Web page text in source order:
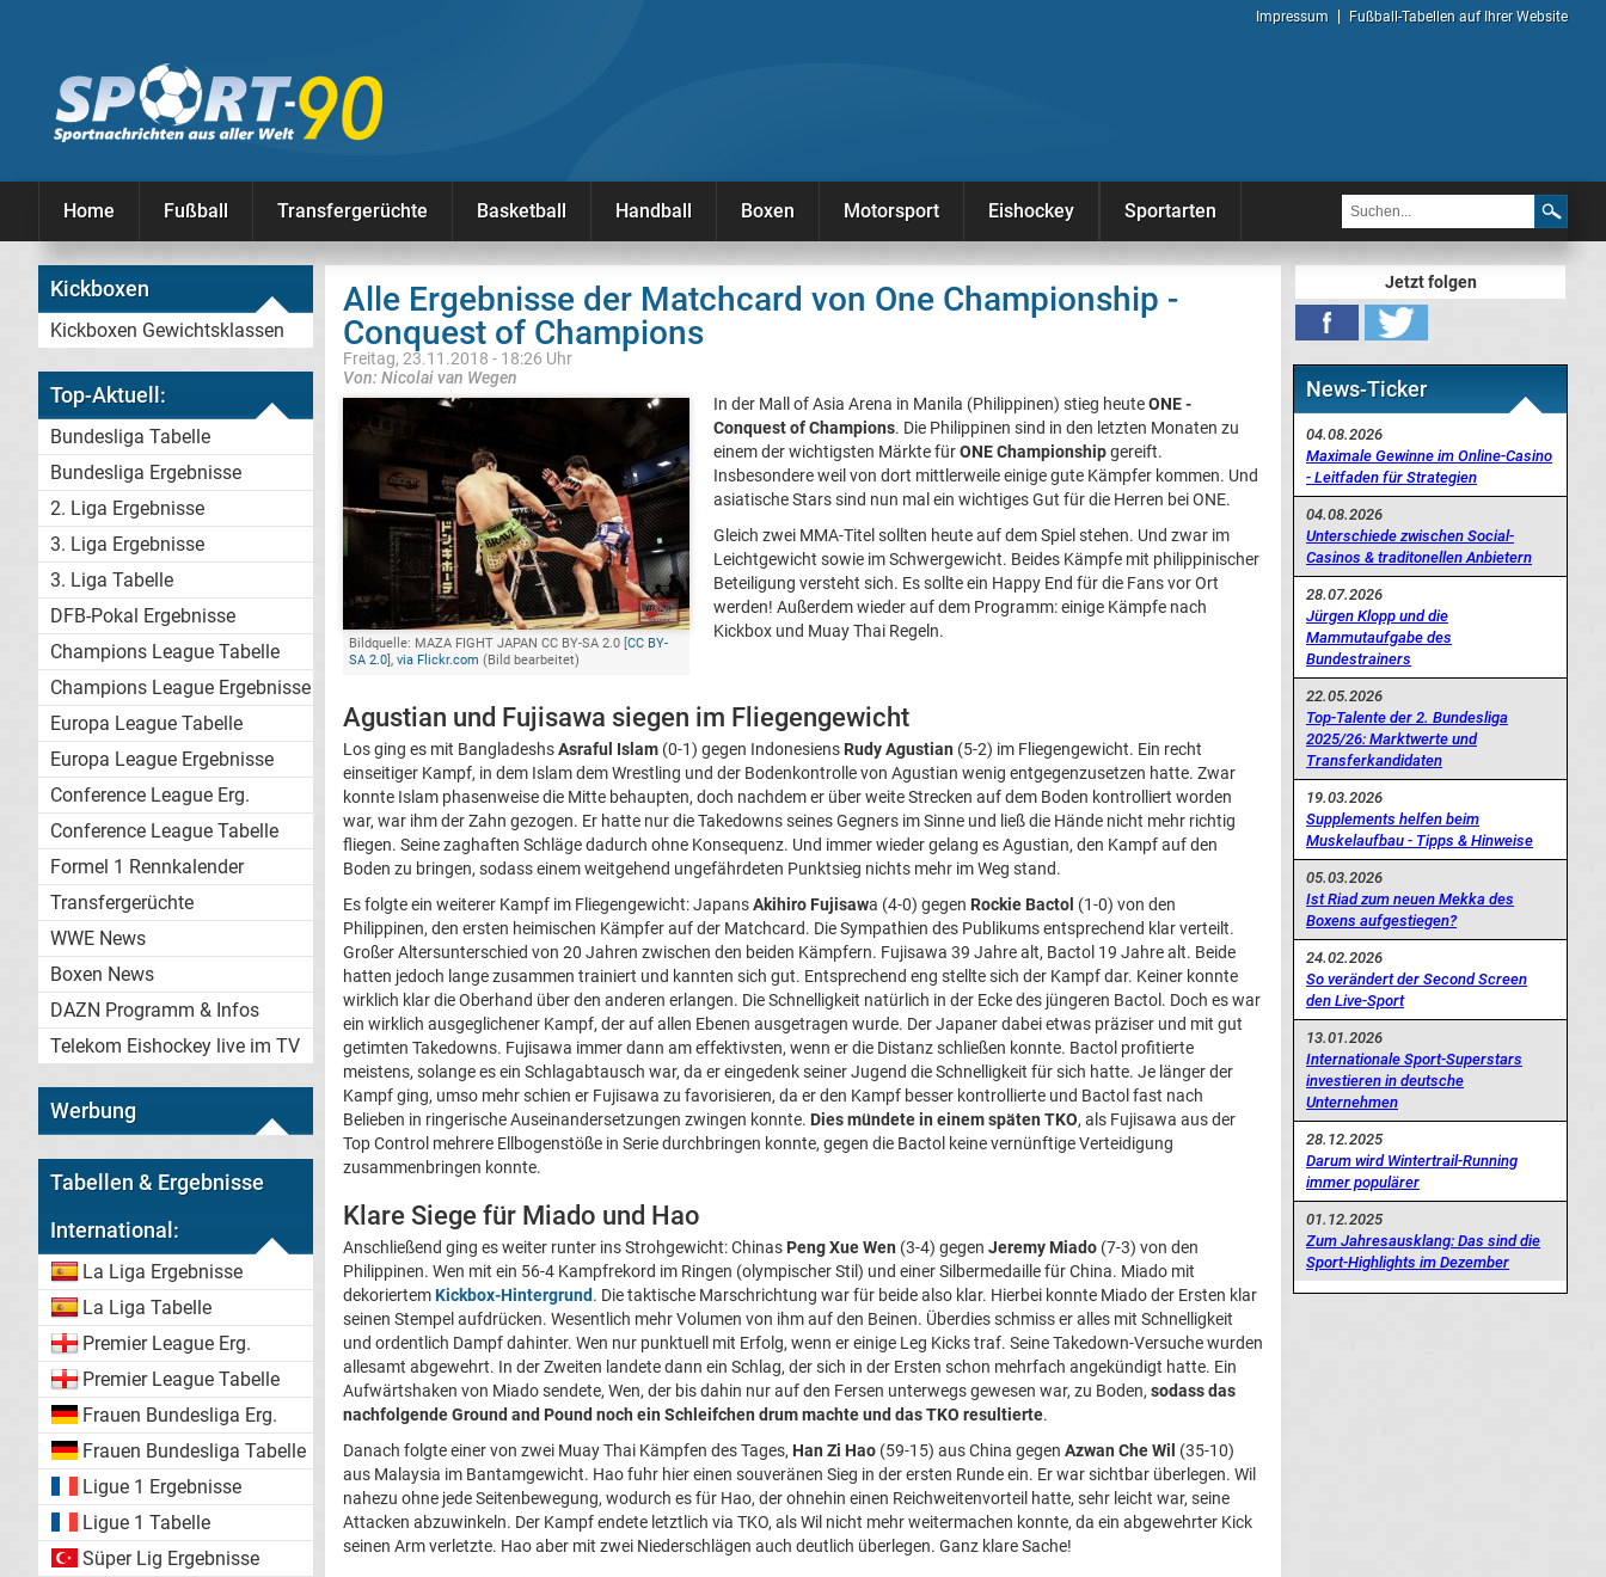
Impressum Fußball-Tabellen auf Ihrer Website
Home Fußball Transfergerüchte Basketball Handball Boxen Motorsport Eishockey Sportarten
Kickboxen
Kickboxen Gewichtsklassen
Top-Aktuell:
Bundesliga Tabelle
Bundesliga Ergebnisse
2. Liga Ergebnisse
3. Liga Ergebnisse
3. Liga Tabelle
DFB-Pokal Ergebnisse
Champions League Tabelle
Champions League Ergebnisse
Europa League Tabelle
Europa League Ergebnisse
Conference League Erg.
Conference League Tabelle
Formel 1 Rennkalender
Transfergerüchte
WWE News
Boxen News
DAZN Programm & Infos
Telekom Eishockey live im TV
Werbung
Tabellen & Ergebnisse
International:
La Liga Ergebnisse
La Liga Tabelle
Premier League Erg.
Premier League Tabelle
Frauen Bundesliga Erg.
Frauen Bundesliga Tabelle
Ligue 1 Ergebnisse
Ligue 1 Tabelle
Süper Lig Ergebnisse
Alle Ergebnisse der Matchcard von One Championship -
Conquest of Champions
Freitag, 23.11.2018 - 18:26 Uhr
Von: Nicolai van Wegen
Bildquelle: MAZA FIGHT JAPAN CC BY-SA 2.0 [CC BY-
SA 2.0], via Flickr.com (Bild bearbeitet)
In der Mall of Asia Arena in Manila (Philippinen) stieg heuteONE -
Conquest of Champions. Die Philippinen sind in den letzten Monaten zu
einem der wichtigsten Märkte fürONE Championshipgereift.
Insbesondere weil von dort mittlerweile einige gute Kämpfer kommen. Und
asiatische Stars sind nun mal ein wichtiges Gut für die Herren bei ONE.
Gleich zwei MMA-Titel sollten heute auf dem Spiel stehen. Und zwar im
Leichtgewicht sowie im Schwergewicht. Beides Kämpfe mit philippinischer
Beteiligung versteht sich. Es sollte ein Happy End für die Fans vor Ort
werden! Außerdem wieder auf dem Programm: einige Kämpfe nach
Kickbox und Muay Thai Regeln.
Agustian und Fujisawa siegen im Fliegengewicht
Los ging es mit BangladeshsAsraful Islam (0-1) gegen Indonesiens Rudy Agustian (5-2) im Fliegengewicht. Ein recht
einseitiger Kampf, in dem Islam dem Wrestling und der Bodenkontrolle von Agustian wenig entgegenzusetzen hatte. Zwar
konnte Islam phasenweise die Mitte behaupten, doch nachdem er über weite Strecken auf dem Boden kontrolliert worden
war, war ihm der Zahn gezogen. Er hatte nur die Takedowns seines Gegners im Sinne und ließ die Hände nicht mehr richtig
fliegen. Seine zaghaften Schläge dadurch ohne Konsequenz. Und immer wieder gelang es Agustian, den Kampf auf den
Boden zu bringen, sodass einem weitgehend ungefährdeten Punktsieg nichts mehr im Weg stand.
Es folgte ein weiterer Kampf im Fliegengewicht: JapansAkihiro Fujisawa (4-0) gegen Rockie Bactol (1-0) von den
Philippinen, den ersten heimischen Kämpfer auf der Matchcard. Die Sympathien des Publikums entsprechend klar verteilt.
Großer Altersunterschied von 20 Jahren zwischen den beiden Kämpfern. Fujisawa 39 Jahre alt, Bactol 19 Jahre alt. Beide
hatten jedoch lange zusammen trainiert und kannten sich gut. Entsprechend eng stellte sich der Kampf dar. Keiner konnte
wirklich klar die Oberhand über den anderen erlangen. Die Schnelligkeit natürlich in der Ecke des jüngeren Bactol. Doch es war
ein wirklich ausgeglichener Kampf, der auf allen Ebenen ausgetragen wurde. Der Japaner dabei etwas präziser und mit gut
getimten Takedowns. Fujisawa immer dann am effektivsten, wenn er die Distanz schließen konnte. Bactol profitierte
meistens, solange es ein Schlagabtausch war, da er eingedenk seiner Jugend die Schnelligkeit für sich hatte. Je länger der
Kampf ging, umso mehr schien er Fujisawa zu favorisieren, da er den Kampf besser kontrollierte und Bactol fast nach
Belieben in ringerische Auseinandersetzungen zwingen konnte. Dies mündete in einem späten TKO, als Fujisawa aus der
Top Control mehrere Ellbogenstöße in Serie durchbringen konnte, gegen die Bactol keine vernünftige Verteidigung
zusammenbringen konnte.
Klare Siege für Miado und Hao
Anschließend ging es weiter runter ins Strohgewicht: Chinas Peng Xue Wen (3-4) gegen Jeremy Miado (7-3) von den
Philippinen. Wen mit ein 56-4 Kampfrekord im Ringen (olympischer Stil) und einer Silbermedaille für China. Miado mit
dekoriertemKickbox-Hintergrund. Die taktische Marschrichtung war für beide also klar. Hierbei konnte Miado der Ersten klar
seinen Stempel aufdrücken. Wesentlich mehr Volumen von ihm auf den Beinen. Überdies schmiss er alles mit Schnelligkeit
und ordentlich Dampf dahinter. Wen nur punktuell mit Erfolg, wenn er einige Leg Kicks traf. Seine Takedown-Versuche wurden
allesamt abgewehrt. In der Zweiten landete dann ein Schlag, der sich in der Ersten schon mehrfach angekündigt hatte. Ein
Aufwärtshaken von Miado sendete, Wen, der bis dahin nur auf den Fersen unterwegs gewesen war, zu Boden, sodass das
nachfolgende Ground and Pound noch ein Schleifchen drum machte und das TKO resultierte.
Danach folgte einer von zwei Muay Thai Kämpfen des Tages, Han Zi Hao (59-15) aus China gegen Azwan Che Wil (35-10)
aus Malaysia im Bantamgewicht. Hao fuhr hier einen souveränen Sieg in der ersten Runde ein. Er war sichtbar überlegen. Wil
nahezu ohne jede Seitenbewegung, wodurch es für Hao, der ohnehin einen Reichweitenvorteil hatte, sehr leicht war, seine
Attacken abzuwinkeln. Der Kampf endete letztlich via TKO, als Wil nicht mehr weitermachen konnte, da ein abgewehrter Kick
seinen Arm verletzte. Hao aber mit zwei Niederschlägen auch deutlich überlegen. Ganz klare Sache!
Jetzt folgen
News-Ticker
04.08.2026
Maximale Gewinne im Online-Casino
- Leitfaden für Strategien
04.08.2026
Unterschiede zwischen Social-
Casinos & traditonellen Anbietern
28.07.2026
Jürgen Klopp und die
Mammutaufgabe des
Bundestrainers
22.05.2026
Top-Talente der 2. Bundesliga
2025/26: Marktwerte und
Transferkandidaten
19.03.2026
Supplements helfen beim
Muskelaufbau - Tipps & Hinweise
05.03.2026
Ist Riad zum neuen Mekka des
Boxens aufgestiegen?
24.02.2026
So verändert der Second Screen
den Live-Sport
13.01.2026
Internationale Sport-Superstars
investieren in deutsche
Unternehmen
28.12.2025
Darum wird Wintertrail-Running
immer populärer
01.12.2025
Zum Jahresausklang: Das sind die
Sport-Highlights im Dezember